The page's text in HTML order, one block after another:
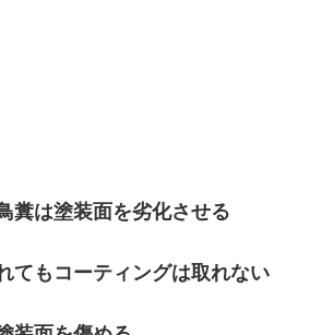
糞は塗装面を劣化させる
てもコーティングは取れない